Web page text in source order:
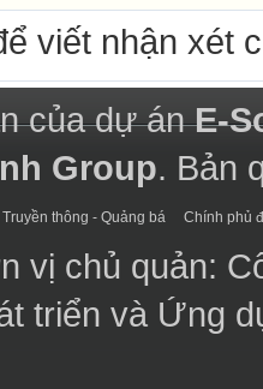
viết nhận xét
của dự ánE-
Group. Bản
Truyền thông - Quảng bá Chính phủ
vị chủ quản:
triển và Ứng